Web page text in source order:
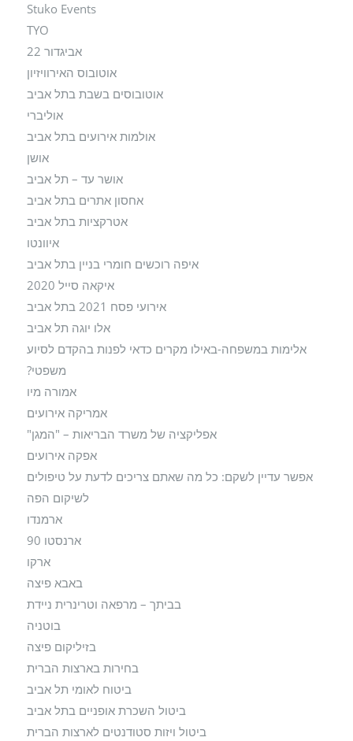
Stuko Events
TYO
אביגדור 22
אוטובוס האירוויזיון
אוטובוסים בשבת בתל אביב
אוליברי
אולמות אירועים בתל אביב
אושן
אושר עד – תל אביב
אחסון אתרים בתל אביב
אטרקציות בתל אביב
איוונטו
איפה רוכשים חומרי בניין בתל אביב
איקאה סייל 2020
אירועי פסח 2021 בתל אביב
אלו יוגה תל אביב
אלימות במשפחה-באילו מקרים כדאי לפנות בהקדם לסיוע
משפטי?
אמורה מיו
אמריקה אירועים
אפליקציה של משרד הבריאות – "המגן"
אפקה אירועים
אפשר עדיין לשקם: כל מה שאתם צריכים לדעת על טיפולים
לשיקום הפה
ארמנדו
ארנסטו 90
ארקו
באבא פיצה
בביתך – מרפאה וטרינרית ניידת
בוטניה
בזיליקום פיצה
בחירות בארצות הברית
ביטוח לאומי תל אביב
ביטול השכרת אופניים בתל אביב
ביטול ויזות סטודנטים לארצות הברית